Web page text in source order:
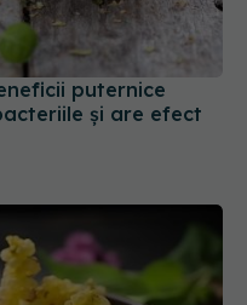
puternice
și are efect